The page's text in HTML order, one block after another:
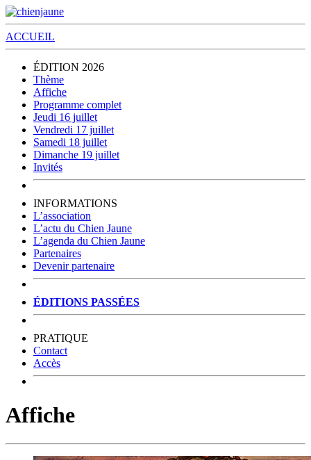
ACCUEIL
ÉDITION 2026
Thème
Affiche
Programme complet
Jeudi 16 juillet
Vendredi 17 juillet
Samedi 18 juillet
Dimanche 19 juillet
Invités
INFORMATIONS
L’association
L’actu du Chien Jaune
L’agenda du Chien Jaune
Partenaires
Devenir partenaire
ÉDITIONS PASSÉES
PRATIQUE
Contact
Accès
Affiche